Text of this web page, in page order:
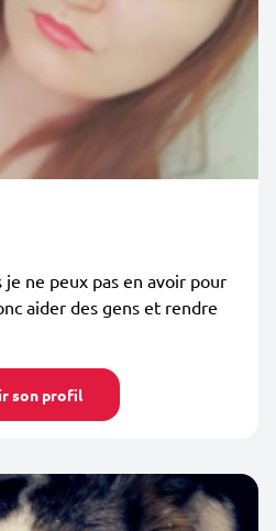
ne peux pas en avoir pour
aider des gens et rendre
son profil